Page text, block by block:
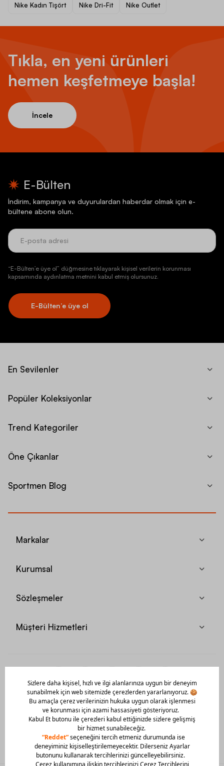
Nike Kadın Tişört Nike Dri-Fit Nike Outlet
Tıkla, en yeni ürünleri
hemen keşfetmeye başla!
İncele
E-Bülten
İndirim, kampanya ve duyurulardan haberdar olmak için e-
bültene abone olun.
“E-Bülten’e üye ol” düğmesine tıklayarak kişisel verilerin korunması
kapsamında aydınlatma metnini kabul etmiş olursunuz.
E-Bülten’e üye ol
En Sevilenler
Popüler Koleksiyonlar
Trend Kategoriler
Öne Çıkanlar
Sportmen Blog
Markalar
Kurumsal
Sözleşmeler
Müşteri Hizmetleri
Mobil Uygulamamızı Hemen İndir!